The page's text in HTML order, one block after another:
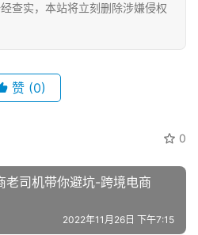
查实，本站将立刻删除涉嫌侵权
赞 (0)
0
老司机带你避坑-跨境电商
2022年11月26日 下午7:15